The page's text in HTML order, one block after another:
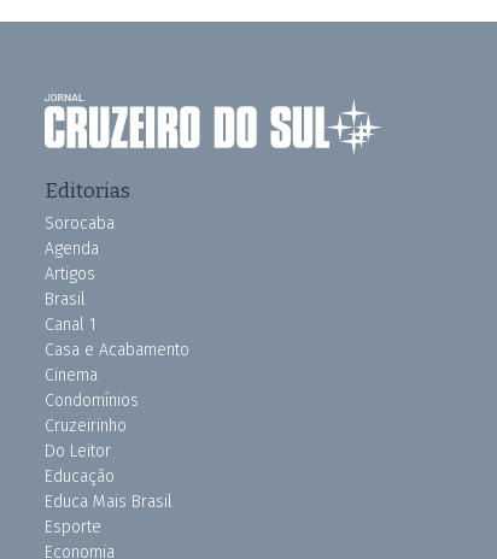
Editorias
Sorocaba
Agenda
Artigos
Brasil
Canal 1
Casa e Acabamento
Cinema
Condomínios
Cruzeirinho
Do Leitor
Educação
Educa Mais Brasil
Esporte
Economia